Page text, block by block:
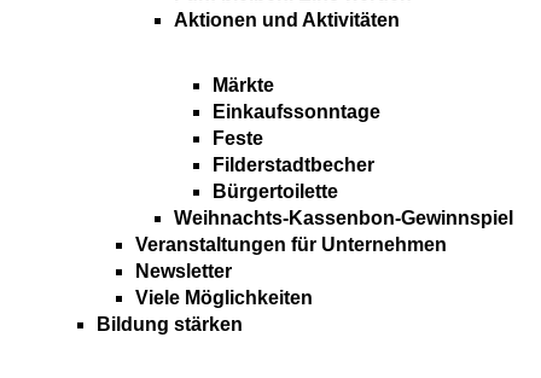
Aktionen und Aktivitäten
Märkte
Einkaufssonntage
Feste
Filderstadtbecher
Bürgertoilette
Weihnachts-Kassenbon-Gewinnspiel
Veranstaltungen für Unternehmen
Newsletter
Viele Möglichkeiten
Bildung stärken